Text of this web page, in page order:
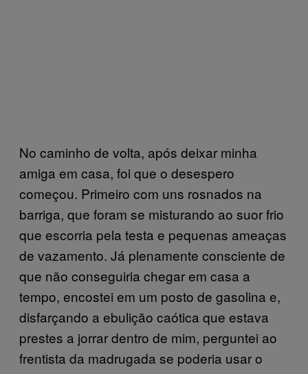
No caminho de volta, após deixar minha
amiga em casa, foi que o desespero
começou. Primeiro com uns rosnados na
barriga, que foram se misturando ao suor frio
que escorria pela testa e pequenas ameaças
de vazamento. Já plenamente consciente de
que não conseguiria chegar em casa a
tempo, encostei em um posto de gasolina e,
disfarçando a ebulição caótica que estava
prestes a jorrar dentro de mim, perguntei ao
frentista da madrugada se poderia usar o